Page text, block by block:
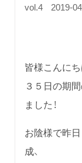
vol.4 2019-
皆様こんにち
３５日の期
ました！
お陰様で昨
成、